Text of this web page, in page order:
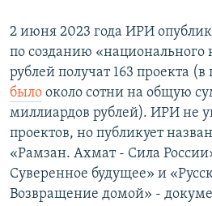
2 июня 2023 года ИРИ
по созданию «национального
рублей получат 163 проекта
было около сотни на общую
миллиардов рублей). ИРИ не
проектов, но публикует
«Рамзан. Ахмат - Сила
Суверенное будущее» и
Возвращение домой» -